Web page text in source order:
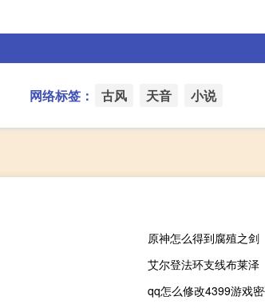
网络标签： 古风 天音 小说
原神怎么得到腐殖之剑
艾尔登法环支线布莱泽
qq怎么修改4399游戏